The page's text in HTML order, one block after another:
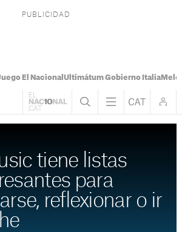
El Nacional Ultimátum Gobierno Italia
tiene listas
para
reflexionar o ir